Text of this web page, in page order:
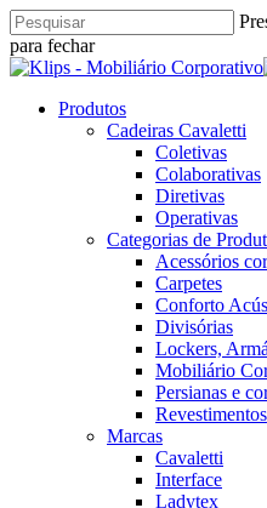
Skip
to
main
content
para fechar
Close
pesquisar
Menu
Produtos
Cadeiras Cavaletti
Coletivas
Colaborativas
Diretivas
Operativas
Categorias de
Acessórios
Carpetes
Conforto
Divisórias
Lockers,
Mobiliário
Persianas e
Revestimentos
Marcas
Cavaletti
Interface
Ladytex